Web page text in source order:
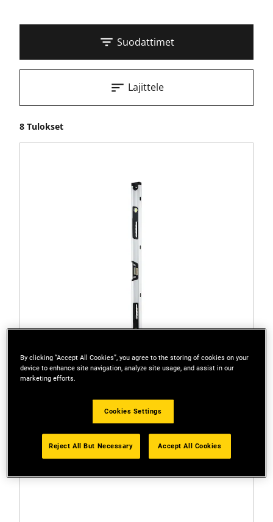
Suodattimet
8 Tulokset
Lajittele
By clicking “Accept All Cookies”, you agree to the storing of cookies on your
device to enhance site navigation, analyze site usage, and assist in our
marketing efforts.
Cookies Settings
Reject All But Necessary Accept All Cookies